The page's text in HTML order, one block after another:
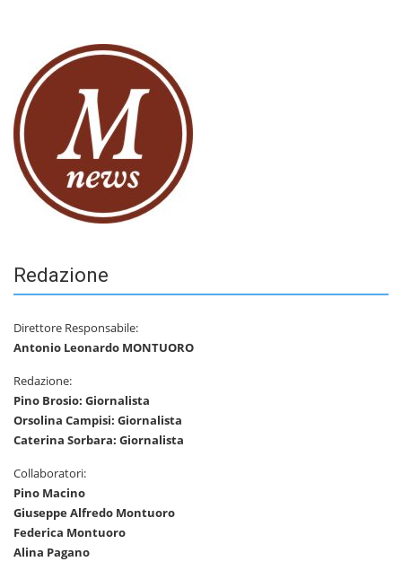
Redazione
Direttore Responsabile:
Antonio Leonardo MONTUORO
Redazione:
Pino Brosio: Giornalista
Orsolina Campisi: Giornalista
Caterina Sorbara: Giornalista
Collaboratori:
Pino Macino
Giuseppe Alfredo Montuoro
Federica Montuoro
Alina Pagano